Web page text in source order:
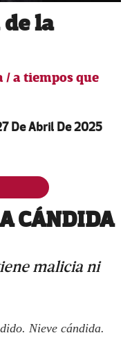
la
a tiempos que
De Abril De 2025
CÁNDIDA
malicia ni
Nieve cándida.